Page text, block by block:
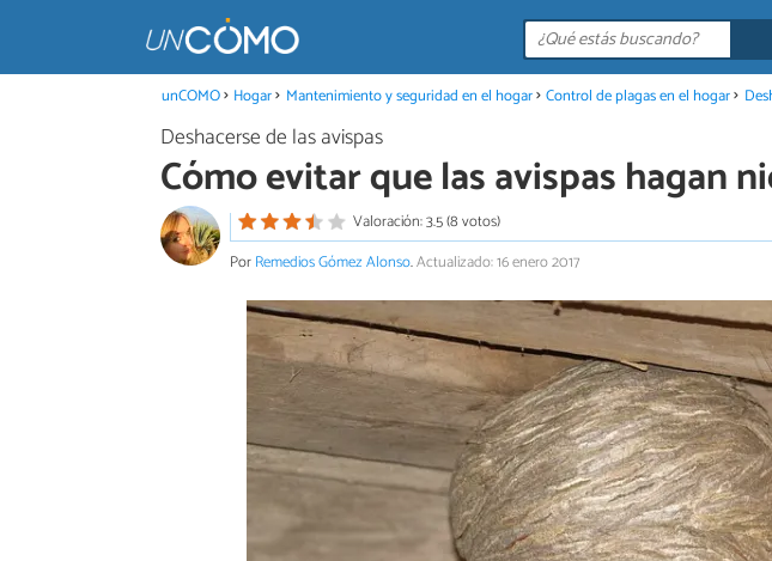
unCOMO Hogar Mantenimiento y seguridad en el hogar Control de plagas en el hogar
Deshacerse de las avispas
Cómo evitar que las avispas hagan
Valoración: 3.5 (8 votos)
PorRemedios Gómez Alonso.Actualizado: 16 enero 2017